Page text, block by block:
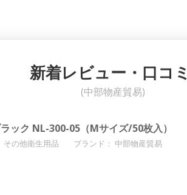
新着レビュー・口コミ
(中部物産貿易)
ック NL-300-05（Mサイズ/50枚入）
その他衛生用品 ブランド： 中部物産貿易